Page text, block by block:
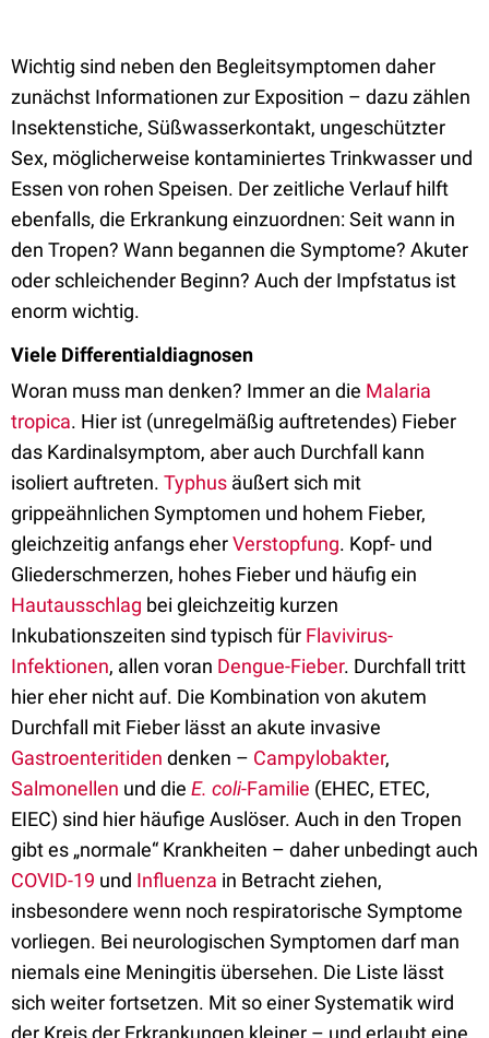
Wichtig sind neben den Begleitsymptomen daher
zunächst Informationen zur Exposition – dazu zählen
Insektenstiche, Süßwasserkontakt, ungeschützter
Sex, möglicherweise kontaminiertes Trinkwasser und
Essen von rohen Speisen. Der zeitliche Verlauf hilft
ebenfalls, die Erkrankung einzuordnen: Seit wann in
den Tropen? Wann begannen die Symptome? Akuter
oder schleichender Beginn? Auch der Impfstatus ist
enorm wichtig.
Viele Differentialdiagnosen
Woran muss man denken? Immer an die Malaria
tropica. Hier ist (unregelmäßig auftretendes) Fieber
das Kardinalsymptom, aber auch Durchfall kann
isoliert auftreten. Typhus äußert sich mit
grippeähnlichen Symptomen und hohem Fieber,
gleichzeitig anfangs eherVerstopfung. Kopf- und
Gliederschmerzen, hohes Fieber und häufig ein
Hautausschlag bei gleichzeitig kurzen
Inkubationszeiten sind typisch für Flavivirus-
Infektionen, allen voran Dengue-Fieber. Durchfall tritt
hier eher nicht auf. Die Kombination von akutem
Durchfall mit Fieber lässt an akute invasive
Gastroenteritiden denken – Campylobakter,
Salmonellen und die E. coli-Familie (EHEC, ETEC,
EIEC) sind hier häufige Auslöser. Auch in den Tropen
gibt es „normale“ Krankheiten – daher unbedingt auch
COVID-19 und Influenza in Betracht ziehen,
insbesondere wenn noch respiratorische Symptome
vorliegen. Bei neurologischen Symptomen darf man
niemals eine Meningitis übersehen. Die Liste lässt
sich weiter fortsetzen. Mit so einer Systematik wird
der Kreis der Erkrankungen kleiner – und erlaubt eine